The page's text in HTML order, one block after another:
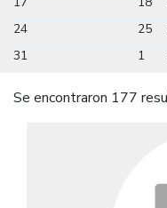
24
25
31
1
Se encontraron 177